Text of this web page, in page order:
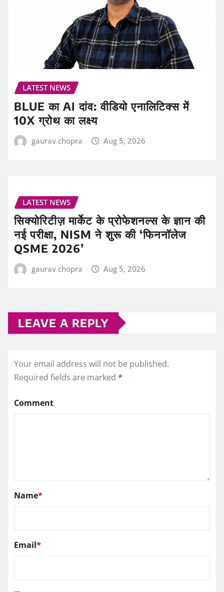
LATEST NEWS
BLUE का AI दांव: वीडियो एनालिटिक्स में
10X ग्रोथ का लक्ष्य
gaurav chopra Aug 5, 2026
LATEST NEWS
सिक्योरिटीज़ मार्केट के प्रोफेशनल्स के ज्ञान की
नई परीक्षा, NISM ने शुरू की ‘फिननॉलेज
QSME 2026’
gaurav chopra Aug 5, 2026
LEAVE A REPLY
Your email address will not be published.
Required fields are marked *
Comment
Name*
Email*